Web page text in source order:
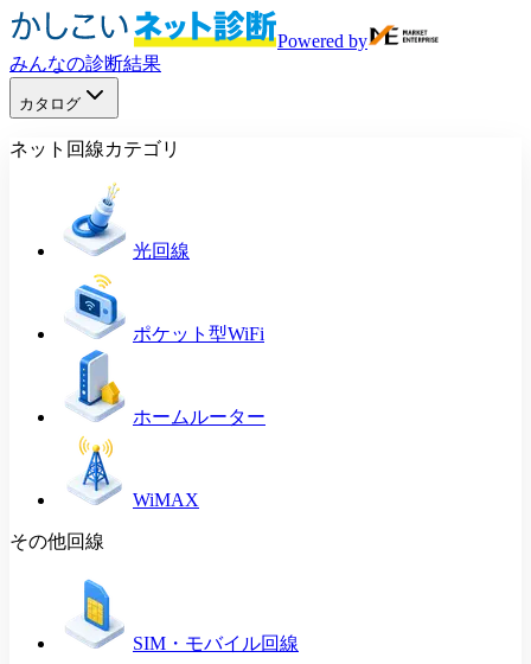
Powered by
みんなの診断結果
カタログ
ネット回線カテゴリ
光回線
ポケット型WiFi
ホームルーター
WiMAX
その他回線
SIM・モバイル回線